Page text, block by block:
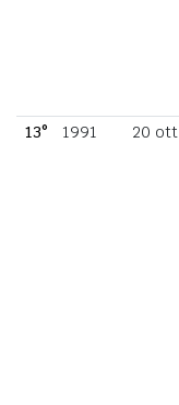
13°
1991 20 ott